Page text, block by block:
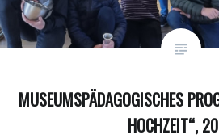
MUSEUMSPÄDAGOGISCHES
HOCHZEIT“,